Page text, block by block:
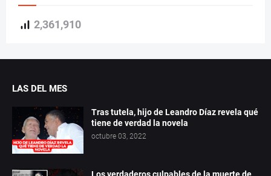
2,361,910
LAS DEL MES
Tras tutela, hijo de Leandro Díaz revela qué
tiene de verdad la novela
octubre 03, 2022
Los verdaderos culpables de la muerte de